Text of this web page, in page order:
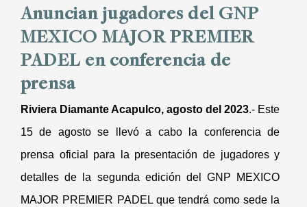
Anuncian jugadores del GNP
MEXICO MAJOR PREMIER
PADEL en conferencia de
prensa
Riviera Diamante Acapulco, agosto del 2023.- Este
15 de agosto se llevó a cabo la conferencia de
prensa oficial para la presentación de jugadores y
detalles de la segunda edición del GNP MEXICO
MAJOR PREMIER PADEL que tendrá como sede la